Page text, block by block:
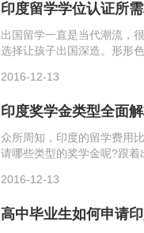
印度留学学位认证所
出国留学一直是当代潮流，
选择让孩子出国深造。形形
证书和成绩单(研究...
2016-12-13
印度奖学金类型全面
众所周知，印度的留学费用
请哪些类型的奖学金呢?跟着
2016-12-13
高中毕业生如何申请